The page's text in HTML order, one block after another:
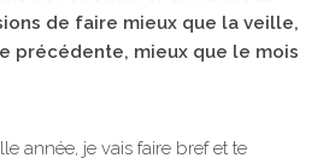
de faire mieux que la veille,
précédente, mieux que le mois
année, je vais faire bref et te